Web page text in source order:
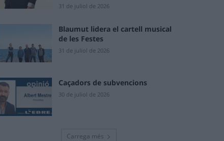
31 de juliol de 2026
Blaumut lidera el cartell musical
de les Festes
31 de juliol de 2026
Caçadors de subvencions
30 de juliol de 2026
Carrega més